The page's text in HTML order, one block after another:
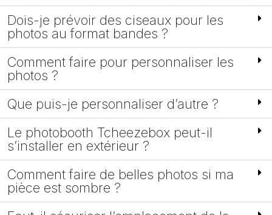
Dois-je prévoir des ciseaux pour les
photos au format bandes ?
Comment faire pour personnaliser les
photos ?
Que puis-je personnaliser d’autre ?
Le photobooth Tcheezebox peut-il
s’installer en extérieur ?
Comment faire de belles photos si ma
pièce est sombre ?